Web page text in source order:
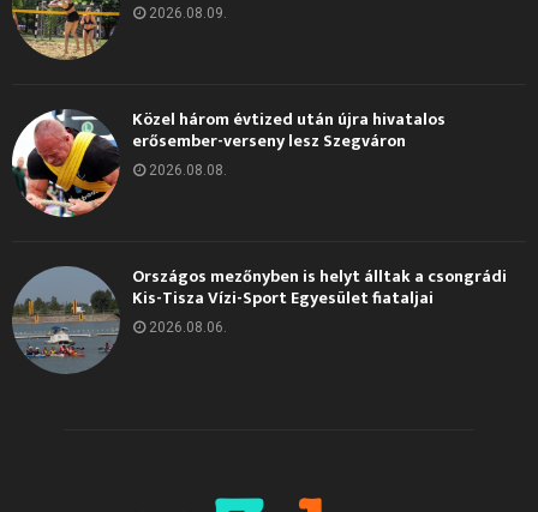
2026.08.09.
Közel három évtized után újra hivatalos
erősember-verseny lesz Szegváron
2026.08.08.
Országos mezőnyben is helyt álltak a csongrádi
Kis-Tisza Vízi-Sport Egyesület fiataljai
2026.08.06.